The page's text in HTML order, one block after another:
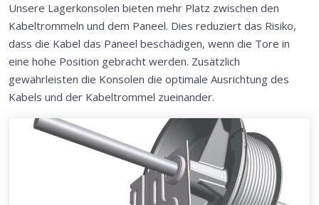
Unsere Lagerkonsolen bieten mehr Platz zwischen den
Kabeltrommeln und dem Paneel. Dies reduziert das Risiko,
dass die Kabel das Paneel beschädigen, wenn die Tore in
eine hohe Position gebracht werden. Zusätzlich
gewährleisten die Konsolen die optimale Ausrichtung des
Kabels und der Kabeltrommel zueinander.